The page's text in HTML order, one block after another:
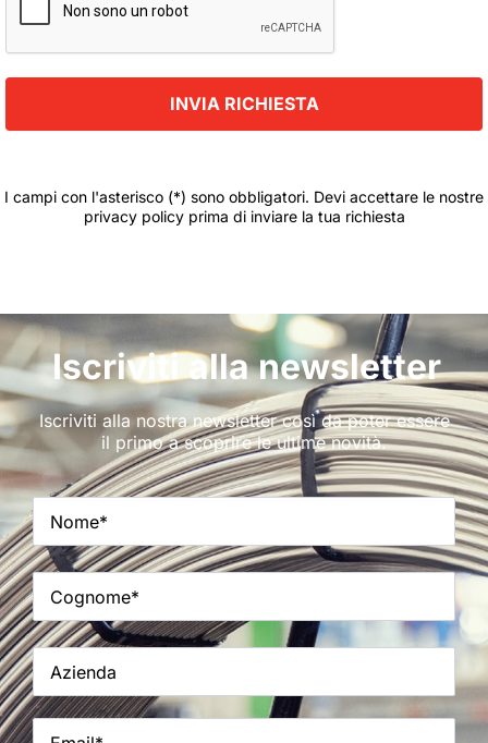
I campi con l'asterisco (*) sono obbligatori. Devi accettare le nostre
privacy policy prima di inviare la tua richiesta
Iscriviti alla newsletter
Iscriviti alla nostra newsletter così da poter essere
il primo a scoprire le ultime novità.